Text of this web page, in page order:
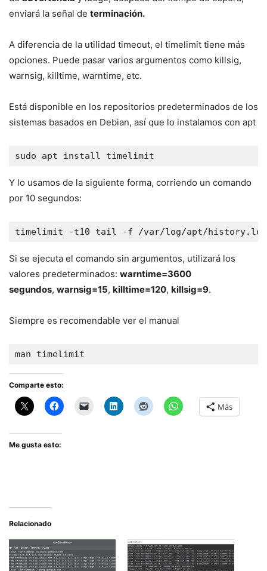
enviará la señal de terminación.
A diferencia de la utilidad timeout, el timelimit tiene más
opciones. Puede pasar varios argumentos como killsig,
warnsig, killtime, warntime, etc.
Está disponible en los repositorios predeterminados de los
sistemas basados ​​en Debian, así que lo instalamos con apt
sudo apt install timelimit
Y lo usamos de la siguiente forma, corriendo un comando
por 10 segundos:
timelimit -t10 tail -f /var/log/apt/history.log
Si se ejecuta el comando sin argumentos, utilizará los
valores predeterminados: warntime=3600
segundos, warnsig=15, killtime=120, killsig=9.
Siempre es recomendable ver el manual
man timelimit
Comparte esto:
Más
Me gusta esto:
Relacionado